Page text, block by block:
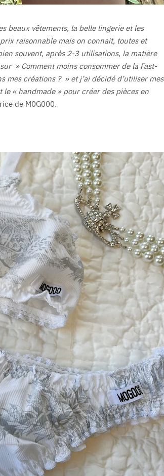
beaux vêtements, la belle lingerie et les
raisonnable mais on connait, toutes et
souvent, après 2-3 utilisations, la matière
» Comment moins consommer de la Fast-
mes créations ? » et j’ai décidé d’utiliser mes
« handmade » pour créer des pièces en
de M0G000.